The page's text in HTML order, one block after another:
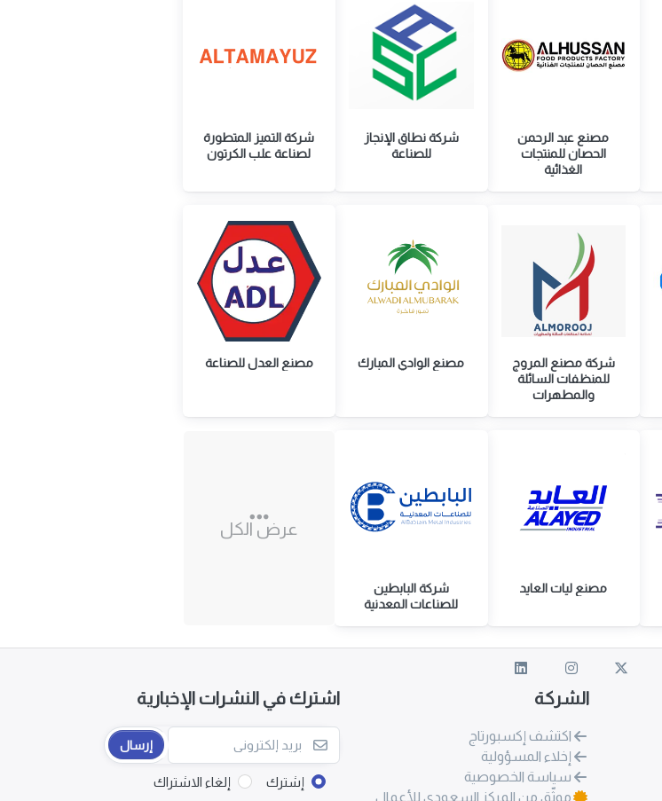
مصنع عبد الرحمن
الحصان للمنتجات
الغذائية
شركة نطاق الإنجاز
للصناعة
شركة التميز المتطورة
لصناعة علب الكرتون
شركة مصنع المروج
للمنظفات السائلة
والمطهرات
مصنع الوادي المبارك مصنع العدل للصناعة
مصنع ليات العايد
شركة البابطين
للصناعات المعدنية
عرض الكل
الشركة
اكتشف إكسبورتاج
إخلاء المسؤولية
سياسة الخصوصية
موثّق من المركز السعودي للأعمال
اشترك في النشرات الإخبارية
إرسال
إشترك إلغاء الاشتراك